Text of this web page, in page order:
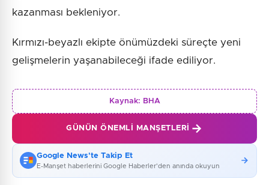
kazanması bekleniyor.
Kırmızı-beyazlı ekipte önümüzdeki süreçte yeni
gelişmelerin yaşanabileceği ifade ediliyor.
Kaynak: BHA
GÜNÜN ÖNEMLI MANŞETLERI
Google News'te Takip Et
E-Manşet haberlerini Google Haberler'den anında okuyun